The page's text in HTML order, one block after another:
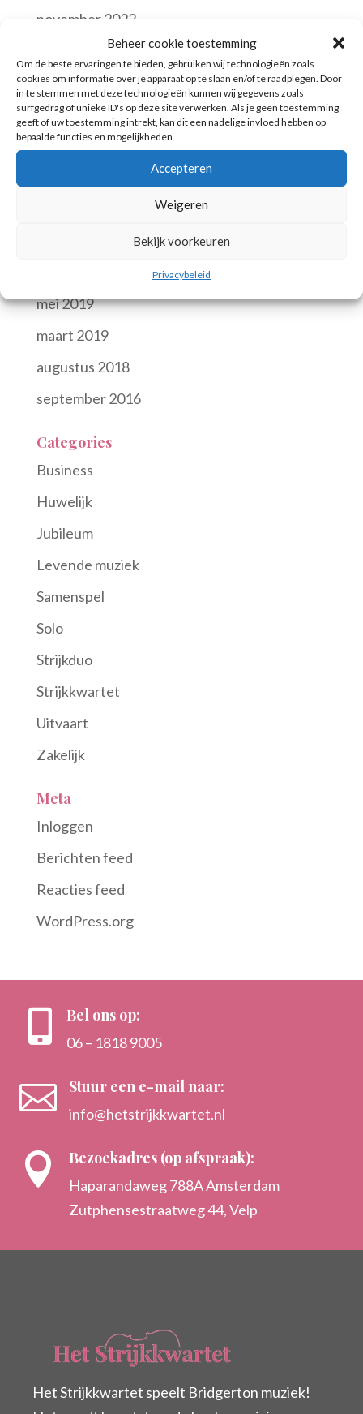
Beheer cookie toestemming
Om de beste ervaringen te bieden, gebruiken wij technologieën zoals
cookies om informatie over je apparaat op te slaan en/of te raadplegen. Door
in te stemmen met deze technologieën kunnen wij gegevens zoals
surfgedrag of unieke ID's op deze site verwerken. Als je geen toestemming
geeft of uw toestemming intrekt, kan dit een nadelige invloed hebben op
bepaalde functies en mogelijkheden.
Accepteren
Weigeren
Bekijk voorkeuren
Privacybeleid
november 2022
oktober 2021
februari 2020
oktober 2019
mei 2019
maart 2019
augustus 2018
september 2016
Categories
Business
Huwelijk
Jubileum
Levende muziek
Samenspel
Solo
Strijkduo
Strijkkwartet
Uitvaart
Zakelijk
Meta
Inloggen
Berichten feed
Reacties feed
WordPress.org
 Bel ons op:
06 – 1818 9005
 Stuur een e-mail naar:
info@hetstrijkkwartet.nl
 Bezoekadres (op afspraak):
Haparandaweg 788A Amsterdam
Zutphensestraatweg 44, Velp
Het Strijkkwartet speelt Bridgerton muziek!